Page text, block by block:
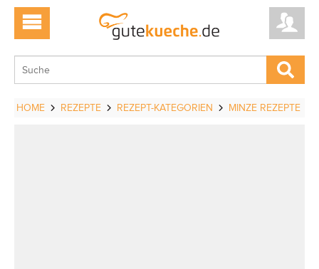
HOME REZEPTE REZEPT-KATEGORIEN MINZE REZEPTE